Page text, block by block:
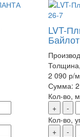
LVT-
2 090 р/
Сумма:
Кол-во,
+
-
Кол-во,
+
-